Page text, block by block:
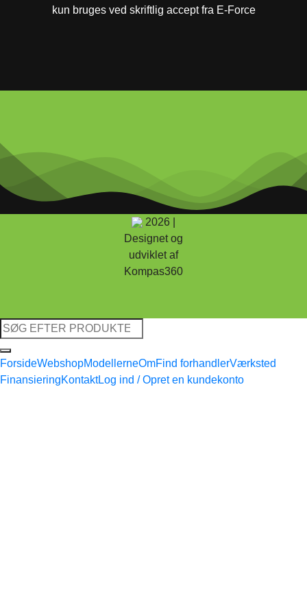
kun bruges ved skriftlig accept fra E-Force
2026 |
Designet og
udviklet af
Kompas360
Søg
efter:
ForsideWebshopModellerneOmFind forhandlerVærksted
FinansieringKontaktLog ind / Opret en kundekonto